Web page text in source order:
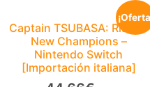
Captain TSUBASA: Rise of
New Champions –
Nintendo Switch
[Importación italiana]